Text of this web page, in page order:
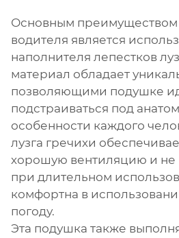
Основным
водителя является
наполнителя лепестков
материал обладает
позволяющими подушке
подстраиваться под
особенности каждого
лузга гречихи
хорошую вентиляцию и не
при длительном
комфортна в
погоду.
Эта подушка также